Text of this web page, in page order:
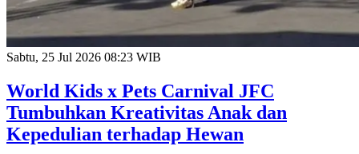
Sabtu, 25 Jul 2026 08:23 WIB
World Kids x Pets Carnival JFC
Tumbuhkan Kreativitas Anak dan
Kepedulian terhadap Hewan